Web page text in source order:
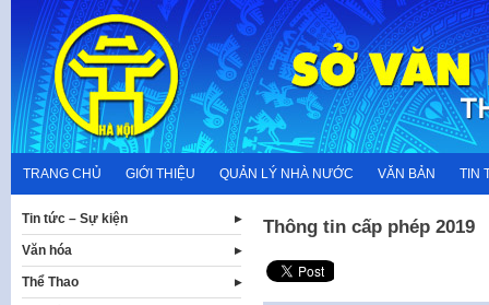
content
TRANG CHỦ GIỚI THIỆU QUẢN LÝ NHÀ NƯỚC VĂN BẢN TIN
Thông tin cấp phép 2019
Tin tức – Sự kiện
Văn hóa
Thể Thao